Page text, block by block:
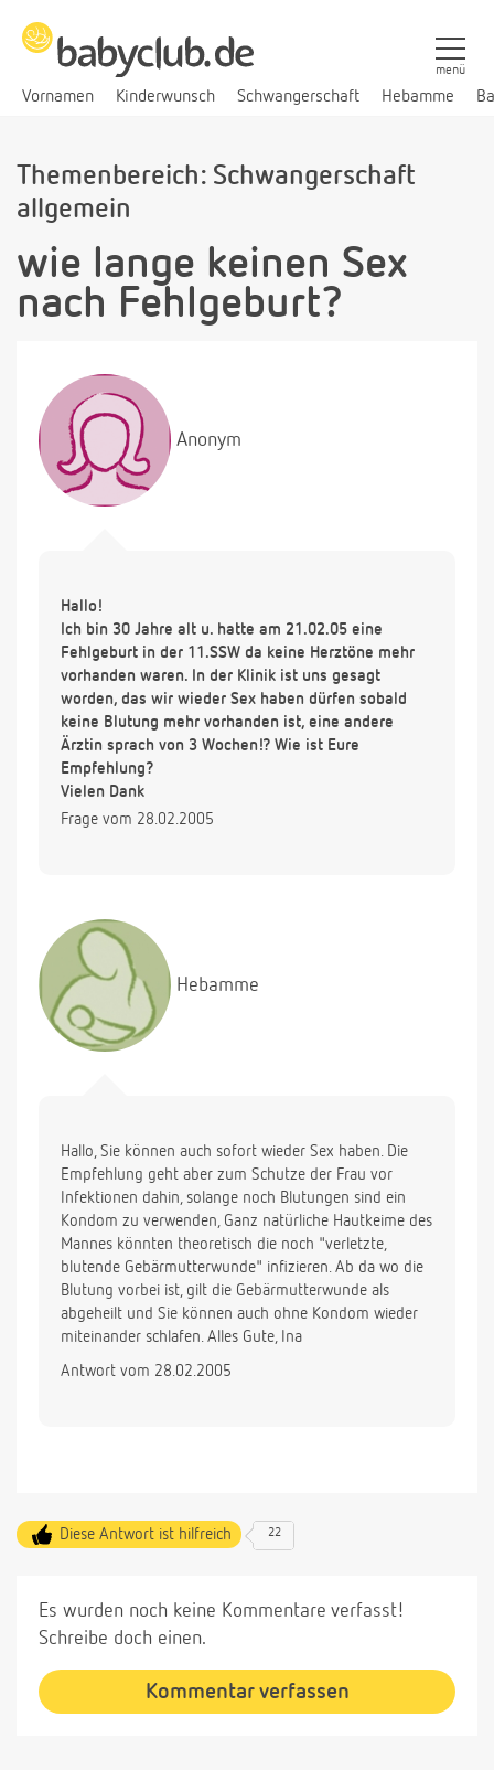
Vornamen Kinderwunsch Schwangerschaft Hebamme
menü
Themenbereich: Schwangerschaft
allgemein
wie lange keinen Sex
nach Fehlgeburt?
Anonym
Hallo!
Ich bin 30 Jahre alt u. hatte am 21.02.05 eine
Fehlgeburt in der 11.SSW da keine Herztöne mehr
vorhanden waren. In der Klinik ist uns gesagt
worden, das wir wieder Sex haben dürfen sobald
keine Blutung mehr vorhanden ist, eine andere
Ärztin sprach von 3 Wochen!? Wie ist Eure
Empfehlung?
Vielen Dank
Frage vom 28.02.2005
Hebamme
Hallo, Sie können auch sofort wieder Sex haben. Die
Empfehlung geht aber zum Schutze der Frau vor
Infektionen dahin, solange noch Blutungen sind ein
Kondom zu verwenden, Ganz natürliche Hautkeime des
Mannes könnten theoretisch die noch "verletzte,
blutende Gebärmutterwunde" infizieren. Ab da wo die
Blutung vorbei ist, gilt die Gebärmutterwunde als
abgeheilt und Sie können auch ohne Kondom wieder
miteinander schlafen. Alles Gute, Ina
Antwort vom 28.02.2005
Diese Antwort ist hilfreich 22
Es wurden noch keine Kommentare verfasst!
Schreibe doch einen.
Kommentar verfassen